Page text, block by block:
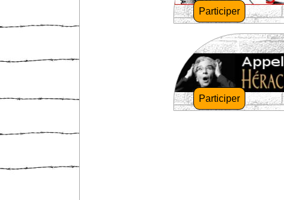
Participer
Participer